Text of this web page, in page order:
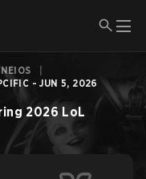
MISA ESPORTS VS PCIFIC - JUN 5, 2026
2026 LoL